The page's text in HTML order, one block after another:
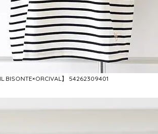
BISONTE×ORCIVAL】 54262309401